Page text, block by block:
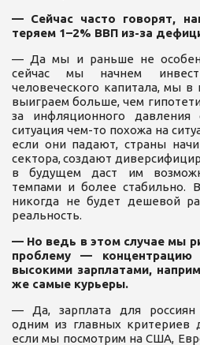
— Сейчас часто говорят,
теряем 1–2% ВВП из-за
— Да мы и раньше не
сейчас мы начнем
человеческого капитала, мы в
выиграем больше, чем
за инфляционного давления
ситуация чем-то похожа на
если они падают, страны
сектора, создают
в будущем даст им
темпами и более стабильно.
никогда не будет дешевой
реальность.
— Но ведь в этом случае мы
проблему —
высокими зарплатами,
же самые курьеры.
— Да, зарплата для россиян
одним из главных критериев
если мы посмотрим на США,